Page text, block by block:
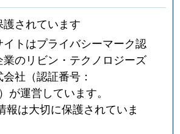
されています
イトはプライバシーマーク認
業のリビン・テクノロジーズ
社（認証番号：
）が運営しています。
報は大切に保護されていま